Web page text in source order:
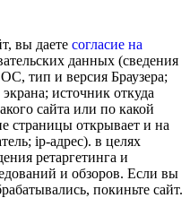
вы даете согласие на
данных (сведения
тип и версия Браузера;
источник откуда
сайта или по какой
страницы открывает и на
ip-адрес). в целях
ретаргетинга и
и обзоров. Если вы
покиньте сайт.